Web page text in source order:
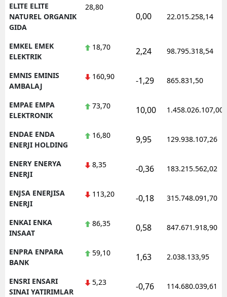
ELITE ELITE
NATUREL ORGANIK
GIDA
28,80
0,00 22.015.258,14
EMKEL EMEK
ELEKTRIK
18,70 2,24 98.795.318,54
EMNIS EMINIS
AMBALAJ
160,90 -1,29 865.831,50
EMPAE EMPA
ELEKTRONIK
73,70 10,00 1.458.026.107,00
ENDAE ENDA
ENERJI HOLDING
16,80 9,95 129.938.107,26
ENERY ENERYA
ENERJI
8,35 -0,36 183.215.562,02
ENJSA ENERJISA
ENERJI
113,20 -0,18 315.748.091,70
ENKAI ENKA
INSAAT
86,35 0,58 847.671.918,90
ENPRA ENPARA
BANK
59,10 1,63 2.038.133,95
ENSRI ENSARI
SINAI YATIRIMLAR
5,23 -0,76 114.680.039,61